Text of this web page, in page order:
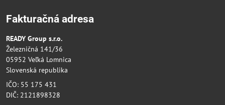
Fakturačná adresa
READY Group s.r.o.
Železničná 141/36
05952 Veľká Lomnica
Slovenská republika
IČO: 55 175 431
DIČ: 2121898328